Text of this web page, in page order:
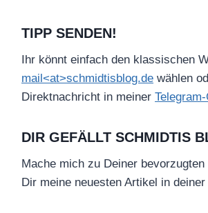
TIPP SENDEN!
Ihr könnt einfach den klassischen
mail<at>schmidtisblog.de wählen
Direktnachricht in meiner
DIR GEFÄLLT SCHMIDTIS
Mache mich zu Deiner
Dir meine neuesten Artikel in